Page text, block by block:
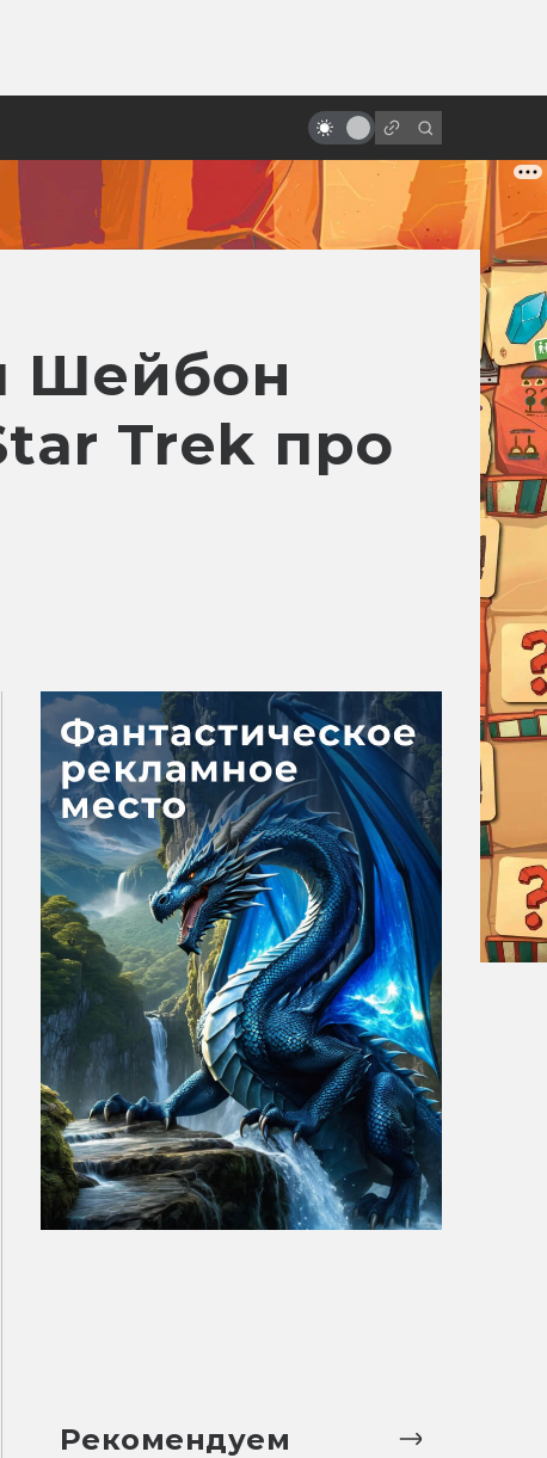
лучше?
Шейбон
Trek про
Рекомендуем